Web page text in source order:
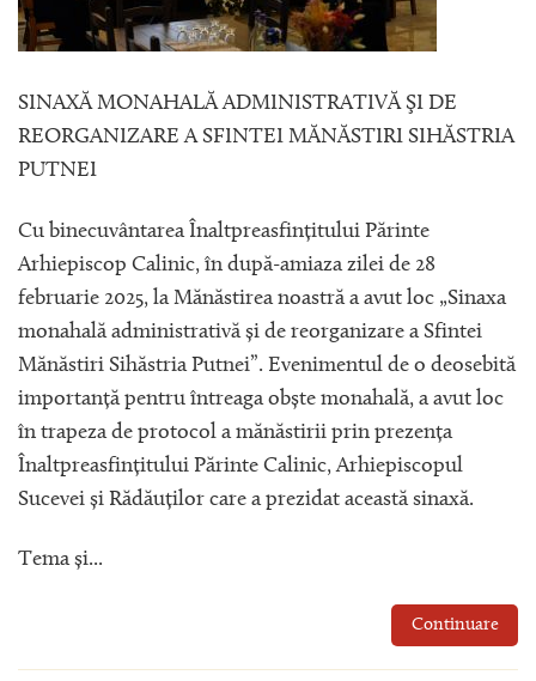
SINAXĂ MONAHALĂ ADMINISTRATIVĂ ŞI DE
REORGANIZARE A SFINTEI MĂNĂSTIRI SIHĂSTRIA
PUTNEI
Cu binecuvântarea Înaltpreasfințitului Părinte
Arhiepiscop Calinic, în după-amiaza zilei de 28
februarie 2025, la Mănăstirea noastră a avut loc „Sinaxa
monahală administrativă și de reorganizare a Sfintei
Mănăstiri Sihăstria Putnei”. Evenimentul de o deosebită
importanță pentru întreaga obște monahală, a avut loc
în trapeza de protocol a mănăstirii prin prezența
Înaltpreasfințitului Părinte Calinic, Arhiepiscopul
Sucevei și Rădăuților care a prezidat această sinaxă.
Tema și...
Continuare